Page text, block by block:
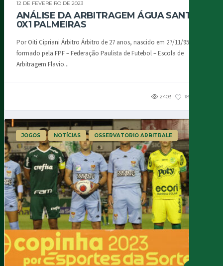
12 DE FEVEREIRO DE 2023
ANÁLISE DA ARBITRAGEM ÁGUA SANTA
0X1 PALMEIRAS
Por Oiti Cipriani Árbitro Árbitro de 27 anos, nascido em 27/11/95,
formado pela FPF – Federação Paulista de Futebol – Escola de
Arbitragem Flavio...
2403 182
JOGOS NOTÍCIAS OSSERVATORIO ARBITRALE